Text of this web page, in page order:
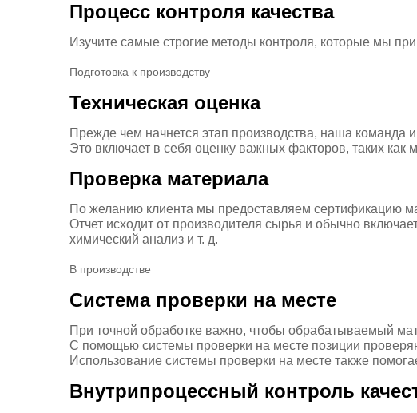
Процесс контроля качества
Изучите самые строгие методы контроля, которые мы
Подготовка к производству
Техническая оценка
Прежде чем начнется этап производства, наша команда
Это включает в себя оценку важных факторов, таких как
Проверка материала
По желанию клиента мы предоставляем сертификацию
Отчет исходит от производителя сырья и обычно
химический анализ и т. д.
В производстве
Система проверки на месте
При точной обработке важно, чтобы обрабатываемый
С помощью системы проверки на месте позиции
Использование системы проверки на месте также
Внутрипроцессный контроль